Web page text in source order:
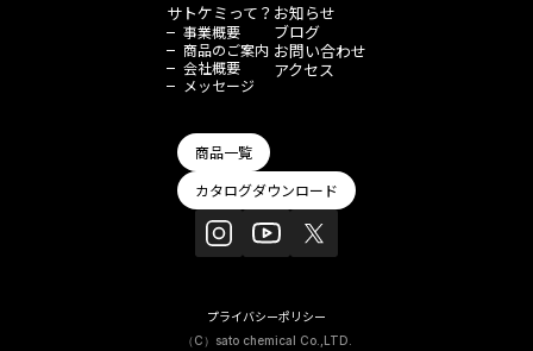
サトケミって？
事業概要
商品のご案内
会社概要
メッセージ
お知らせ
ブログ
お問い合わせ
アクセス
商品一覧
カタログダウンロード
プライバシーポリシー
（C）sato chemical Co.,LTD.